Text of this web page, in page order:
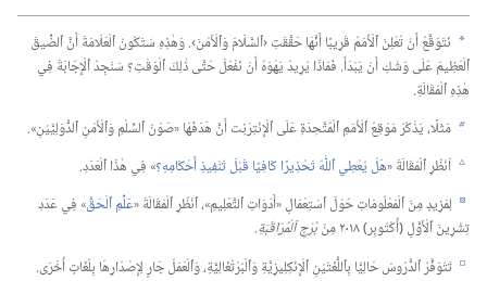
a نَتَوَقَّعُ أَنْ تُعْلِنَ ٱلْأُمَمُ قَرِيبًا أَنَّهَا حَقَّقَتِ ‹ٱلسَّلَامَ وَٱلْأَمْنَ›.‏ وَهٰذِهِ سَتَكُونُ ٱلْعَلَامَةَ أَنَّ ٱلضِّيقَ
ٱلْعَظِيمَ عَلَى وَشْكِ أَنْ يَبْدَأَ.‏ فَمَاذَا يُرِيدُ يَهْوَهُ أَنْ نَفْعَلَ حَتَّى ذٰلِكَ ٱلْوَقْتِ؟‏ سَنَجِدُ ٱلْإِجَابَةَ فِي
هٰذِهِ ٱلْمَقَالَةِ.‏
b مَثَلًا،‏ يَذْكُرُ مَوْقِعُ ٱلْأُمَمِ ٱلْمُتَّحِدَةِ عَلَى ٱلْإِنْتِرْنِت أَنَّ هَدَفَهَا «صَوْنُ ٱلسِّلْمِ وَٱلْأَمْنِ ٱلدُّوَلِيَّيْنِ».‏
c اُنْظُرِ ٱلْمَقَالَةَ «‏هَلْ يُعْطِي ٱللّٰهُ تَحْذِيرًا كَافِيًا قَبْلَ تَنْفِيذِ أَحْكَامِهِ؟‏‏» فِي هٰذَا ٱلْعَدَدِ.‏
d لِمَزِيدٍ مِنَ ٱلْمَعْلُومَاتِ حَوْلَ ٱسْتِعْمَالِ «أَدَوَاتِ ٱلتَّعْلِيمِ»،‏ ٱنْظُرِ ٱلْمَقَالَةَ «‏عَلِّمِ ٱلْحَقَّ‏» فِي عَدَدِ
تِشْرِينَ ٱلْأَوَّلِ (‏أُكْتُوبِر)‏ ٢٠١٨ مِنْ
بُرْجِ ٱلْمُرَاقَبَةِ.‏
e تَتَوَفَّرُ ٱلدُّرُوسُ حَالِيًّا بِٱللُّغَتَيْنِ ٱلْإِنْكِلِيزِيَّةِ وَٱلْبُرْتُغَالِيَّةِ،‏ وَٱلْعَمَلُ جَارٍ لِإِصْدَارِهَا بِلُغَاتٍ أُخْرَى.‏